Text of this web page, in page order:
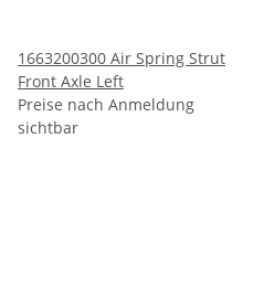
1663200300 Air Spring Strut
Front Axle Left
Preise nach Anmeldung
sichtbar